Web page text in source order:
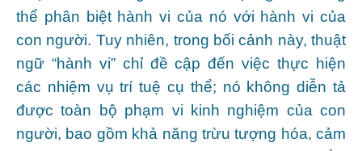
thể phân biệt hành vi của nó với hành vi của
con người. Tuy nhiên, trong bối cảnh này, thuật
ngữ “hành vi” chỉ đề cập đến việc thực hiện
các nhiệm vụ trí tuệ cụ thể; nó không diễn tả
được toàn bộ phạm vi kinh nghiệm của con
người, bao gồm khả năng trừu tượng hóa, cảm